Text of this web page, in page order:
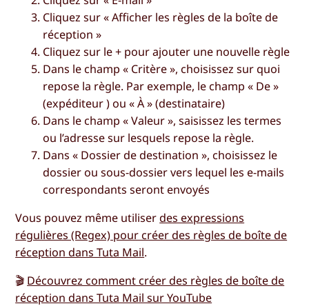
Cliquez sur «Afficher les règles de la boîte de
réception »
Cliquez sur le+ pour ajouter une nouvelle règle
Dans le champ « Critère », choisissez sur quoi
repose la règle. Par exemple, le champ « De »
(expéditeur) ou «À » (destinataire)
Dans le champ «Valeur», saisissez les termes
ou l’adresse sur lesquels repose la règle.
Dans « Dossier de destination », choisissez le
dossier ou sous-dossier vers lequel les e-mails
correspondants seront envoyés
Vous pouvez même utiliserdes expressions
régulières (Regex) pour créer des règles de boîte de
réception dans Tuta Mail.
🎬 Découvrez comment créer des règles de boîte de
réception dans Tuta Mail sur YouTube